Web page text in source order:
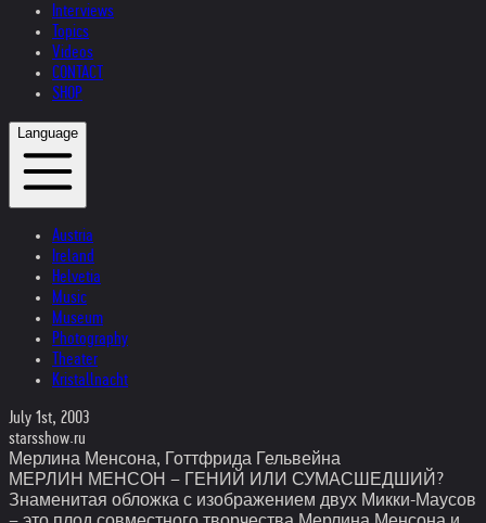
Interviews
Topics
Videos
CONTACT
SHOP
Language
Austria
Ireland
Helvetia
Music
Museum
Photography
Theater
Kristallnacht
July 1st, 2003
starsshow.ru
Мерлина Менсона, Готтфрида Гельвейна
МЕРЛИН МЕНСОН – ГЕНИЙ ИЛИ СУМАСШЕДШИЙ?
Знаменитая обложка с изображением двух Микки-Маусов